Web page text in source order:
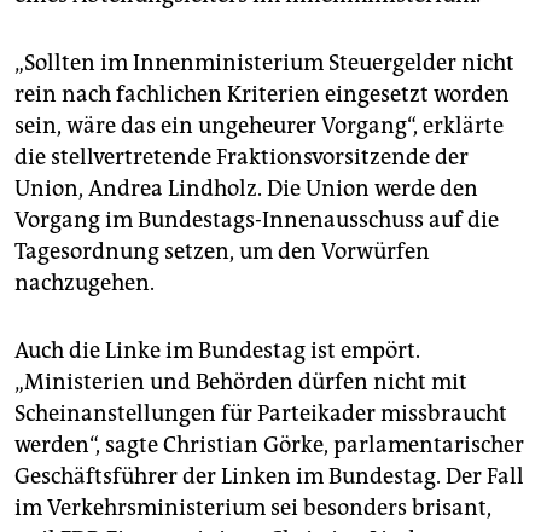
„Sollten im Innenministerium Steuergelder nicht
rein nach fachlichen Kriterien eingesetzt worden
sein, wäre das ein ungeheurer Vorgang“, erklärte
die stellvertretende Fraktionsvorsitzende der
Union, Andrea Lindholz. Die Union werde den
Vorgang im Bundestags-Innenausschuss auf die
Tagesordnung setzen, um den Vorwürfen
nachzugehen.
Auch die Linke im Bundestag ist empört.
„Ministerien und Behörden dürfen nicht mit
Scheinanstellungen für Parteikader missbraucht
werden“, sagte Christian Görke, parlamentarischer
Geschäftsführer der Linken im Bundestag. Der Fall
im Verkehrsministerium sei besonders brisant,